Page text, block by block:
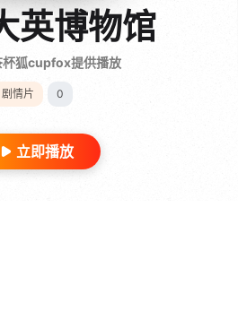
英博物馆
杯狐cupfox提供播放
剧情片 0
立即播放